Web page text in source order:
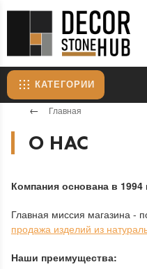
КАТЕГОРИИ
Главная
О НАС
Компания основана в 1994
Главная миссия магазина -
продажа изделий из
Наши преимущества: